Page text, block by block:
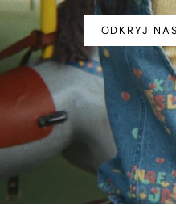
ODKRYJ